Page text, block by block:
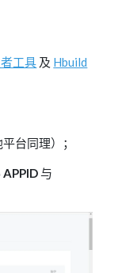
工具 及 Hbuild
台同理）；
APPID与